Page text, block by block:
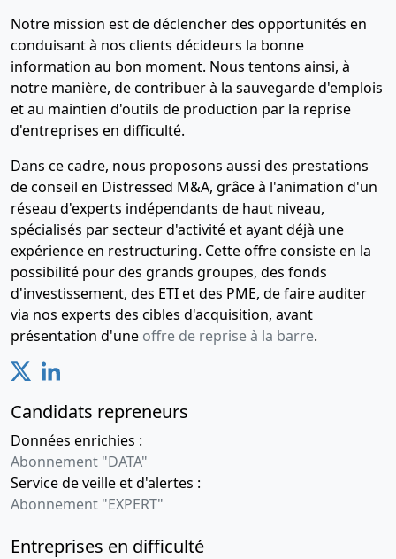
Notre mission est de déclencher des opportunités en
conduisant à nos clients décideurs la bonne
information au bon moment. Nous tentons ainsi, à
notre manière, de contribuer à la sauvegarde d'emplois
et au maintien d'outils de production par la reprise
d'entreprises en difficulté.
Dans ce cadre, nous proposons aussi des prestations
de conseil en Distressed M&A, grâce à l'animation d'un
réseau d'experts indépendants de haut niveau,
spécialisés par secteur d'activité et ayant déjà une
expérience en restructuring. Cette offre consiste en la
possibilité pour des grands groupes, des fonds
d'investissement, des ETI et des PME, de faire auditer
via nos experts des cibles d'acquisition, avant
présentation d'une offre de reprise à la barre.
Candidats repreneurs
Données enrichies :
Abonnement "DATA"
Service de veille et d'alertes :
Abonnement "EXPERT"
Entreprises en difficulté